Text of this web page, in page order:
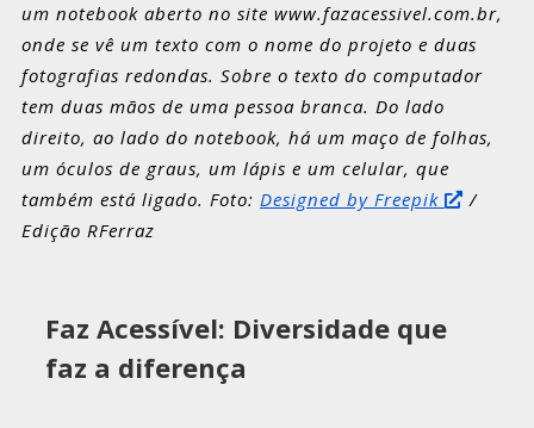
um notebook aberto no site www.fazacessivel.com.br,
onde se vê um texto com o nome do projeto e duas
fotografias redondas. Sobre o texto do computador
tem duas mãos de uma pessoa branca. Do lado
direito, ao lado do notebook, há um maço de folhas,
um óculos de graus, um lápis e um celular, que
também está ligado. Foto: Designed by Freepik
/
Edição RFerraz
Faz Acessível: Diversidade que
faz a diferença